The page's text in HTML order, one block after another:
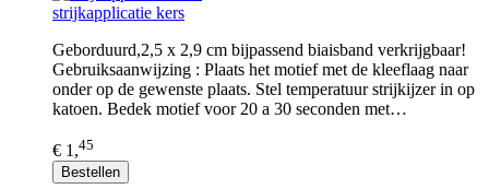
strijkapplicatie kers
Geborduurd,2,5 x 2,9 cm bijpassend biaisband verkrijgbaar!
Gebruiksaanwijzing : Plaats het motief met de kleeflaag naar
onder op de gewenste plaats. Stel temperatuur strijkijzer in op
katoen. Bedek motief voor 20 a 30 seconden met…
€ 1,45
Bestellen